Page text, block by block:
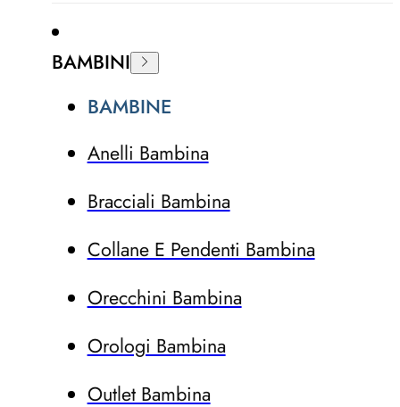
BAMBINI
BAMBINE
Anelli Bambina
Bracciali Bambina
Collane E Pendenti Bambina
Orecchini Bambina
Orologi Bambina
Outlet Bambina